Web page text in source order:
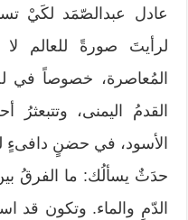
عادل عبدالصّمَد لكَيْ
لرأيتَ صورةً للعالم
المُعاصرة، خصوصاً في
القدمُ اليمنى، وتتبعثرُ
الأسود، في حضنٍ دافىءٍ
حدَثٌ يسألُك: ما الفرقُ بين
الدّمِ والماء. وتكون قد